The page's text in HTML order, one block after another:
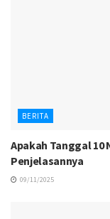
BERITA
Apakah Tanggal 10
Penjelasannya
09/11/2025